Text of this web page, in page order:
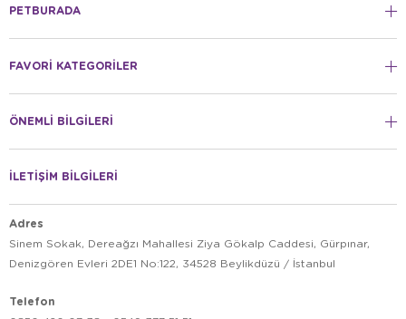
PETBURADA
FAVORİ KATEGORİLER
ÖNEMLİ BİLGİLERİ
İLETİŞİM BİLGİLERİ
Adres
Sinem Sokak, Dereağzı Mahallesi Ziya Gökalp Caddesi, Gürpınar,
Denizgören Evleri 2DE1 No:122, 34528 Beylikdüzü / İstanbul
Telefon